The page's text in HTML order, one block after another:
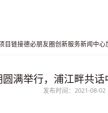
目链接德必朋友圈创新服务新闻中心
满举行，浦江畔共
发布时间：2021-08-02